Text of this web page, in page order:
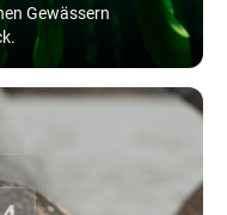
Gewässern